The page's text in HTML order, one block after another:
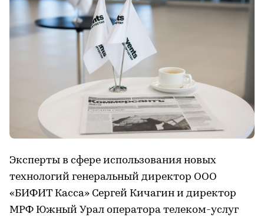
Эксперты в сфере использования новых
технологий генеральный директор ООО
«БИФИТ Касса» Сергей Кичагин и директор
МРФ Южный Урал оператора телеком-услуг